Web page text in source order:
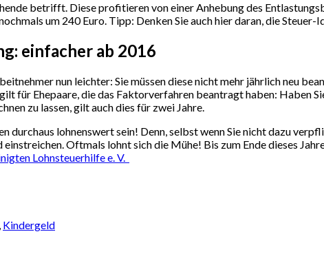
betrifft. Diese profitieren von einer Anhebung des
um 240 Euro. Tipp: Denken Sie auch hier daran, die
einfacher ab 2016
nun leichter: Sie müssen diese nicht mehr jährlich neu
für Ehepaare, die das Faktorverfahren beantragt haben: Haben
zu lassen, gilt auch dies für zwei Jahre.
durchaus lohnenswert sein! Denn, selbst wenn Sie nicht dazu
Oftmals lohnt sich die Mühe! Bis zum Ende dieses
Lohnsteuerhilfe e. V.
Kindergeld